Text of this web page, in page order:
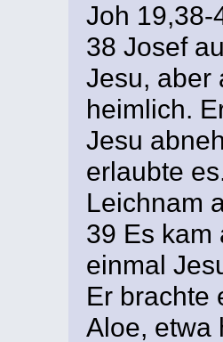
Joh 19,38-
38 Josef
Jesu, aber
heimlich.
Jesu
erlaubte
Leichnam
39 Es kam
einmal
Er brachte
Aloe, etwa